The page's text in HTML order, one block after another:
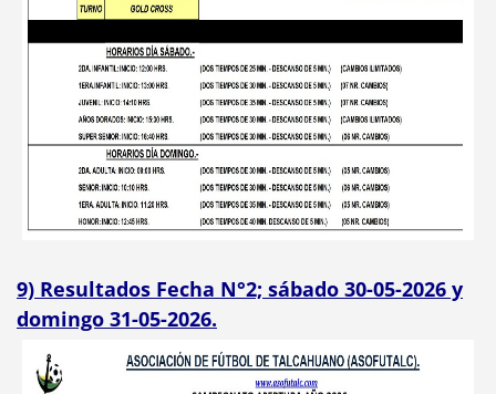
9) Resultados Fecha N°2; sábado 30-05-2026 y
domingo 31-05-2026.